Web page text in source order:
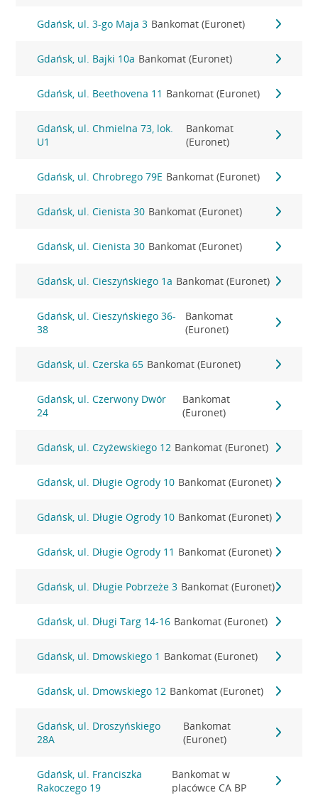
Gdańsk, ul. 3-go Maja 3 Bankomat (Euronet)
Gdańsk, ul. Bajki 10a Bankomat (Euronet)
Gdańsk, ul. Beethovena 11 Bankomat (Euronet)
Gdańsk, ul. Chmielna 73, lok.
U1
Bankomat
(Euronet)
Gdańsk, ul. Chrobrego 79E Bankomat (Euronet)
Gdańsk, ul. Cienista 30 Bankomat (Euronet)
Gdańsk, ul. Cienista 30 Bankomat (Euronet)
Gdańsk, ul. Cieszyńskiego 1a Bankomat (Euronet)
Gdańsk, ul. Cieszyńskiego 36-
38
Bankomat
(Euronet)
Gdańsk, ul. Czerska 65 Bankomat (Euronet)
Gdańsk, ul. Czerwony Dwór
24
Bankomat
(Euronet)
Gdańsk, ul. Czyżewskiego 12 Bankomat (Euronet)
Gdańsk, ul. Długie Ogrody 10 Bankomat (Euronet)
Gdańsk, ul. Długie Ogrody 10 Bankomat (Euronet)
Gdańsk, ul. Długie Ogrody 11 Bankomat (Euronet)
Gdańsk, ul. Długie Pobrzeże 3 Bankomat (Euronet)
Gdańsk, ul. Długi Targ 14-16 Bankomat (Euronet)
Gdańsk, ul. Dmowskiego 1 Bankomat (Euronet)
Gdańsk, ul. Dmowskiego 12 Bankomat (Euronet)
Gdańsk, ul. Droszyńskiego
28A
Bankomat
(Euronet)
Gdańsk, ul. Franciszka
Rakoczego 19
Bankomat w
placówce CA BP